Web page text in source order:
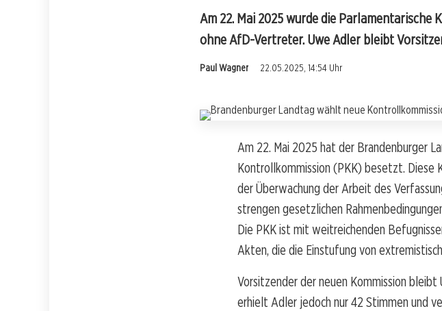
Am 22. Mai 2025 wurde die
ohne AfD-Vertreter. Uwe Adler bleibt
Paul Wagner 22.05.2025, 14:54 Uhr
Am 22. Mai 2025 hat der Brandenburger
Kontrollkommission (PKK) besetzt. Diese
der Überwachung der Arbeit des
strengen gesetzlichen
Die PKK ist mit weitreichenden
Akten, die die Einstufung von
Vorsitzender der neuen Kommission
erhielt Adler jedoch nur 42 Stimmen und